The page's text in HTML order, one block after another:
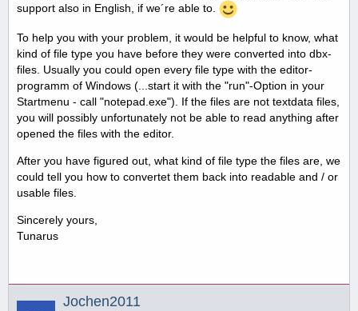
support also in English, if we´re able to.
To help you with your problem, it would be helpful to know, what
kind of file type you have before they were converted into dbx-
files. Usually you could open every file type with the editor-
programm of Windows (...start it with the "run"-Option in your
Startmenu - call "notepad.exe"). If the files are not textdata files,
you will possibly unfortunately not be able to read anything after
opened the files with the editor.
After you have figured out, what kind of file type the files are, we
could tell you how to convertet them back into readable and / or
usable files.
Sincerely yours,
Tunarus
Jochen2011